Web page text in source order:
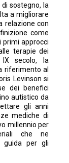
sostegno, la
a migliorare
relazione con
come
primi approcci
terapie dei
secolo, la
riferimento al
Levinson si
dei benefici
autistico da
gli anni
mediche di
millennio per
che ne
guida per gli